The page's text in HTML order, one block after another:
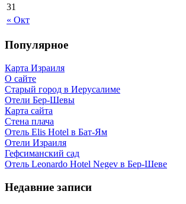
« Окт
31
Популярное
Карта Израиля
О сайте
Старый город в Иерусалиме
Отели Бер-Шевы
Карта сайта
Стена плача
Отель Elis Hotel в Бат-Ям
Отели Израиля
Гефсиманский сад
Отель Leonardo Hotel Negev в Бер-Шеве
Недавние записи